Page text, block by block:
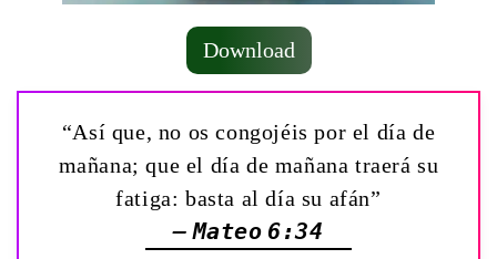
Download
“Así que, no os congojéis por el día de
mañana; que el día de mañana traerá su
fatiga: basta al día su afán”
— Mateo 6:34